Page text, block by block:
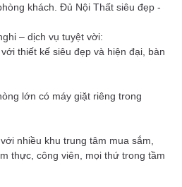
khách. Đủ Nội Thất siêu đẹp -
– dịch vụ tuyệt vời:
thiết kế siêu đẹp và hiện đại, bàn
lớn có máy giặt riêng trong
nhiều khu trung tâm mua sắm,
thực, công viên, mọi thứ trong tầm